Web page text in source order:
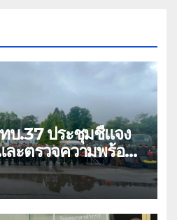
บ.37 ประชุมชี้แจง
ละตรวจความพร้อม
สาธารณภัย